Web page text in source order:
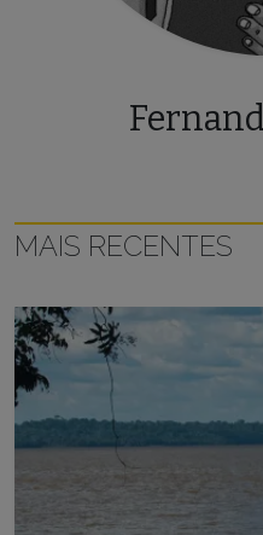
MAIS RECENTES